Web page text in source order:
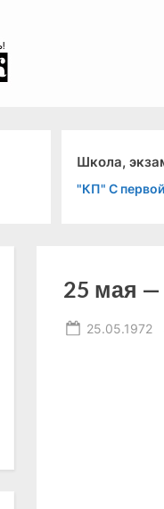
Школа,
"КП" С
25 мая
Posted
25.05.1972